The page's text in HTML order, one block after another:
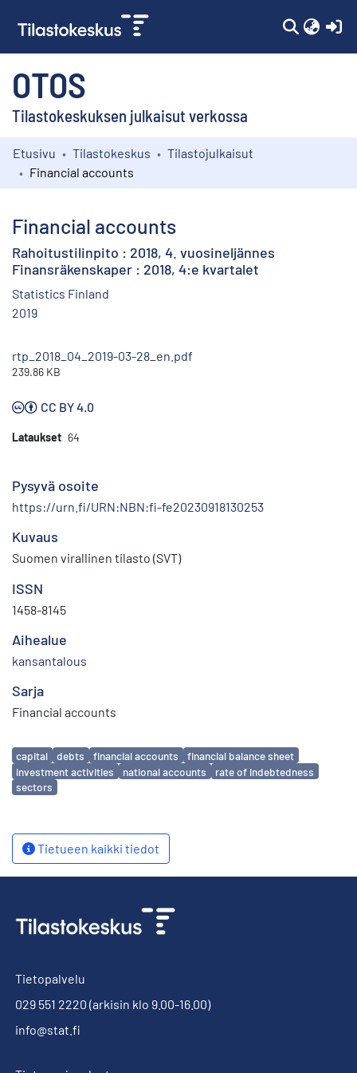
OTOS
Tilastokeskuksen julkaisut verkossa
Kokoelmat
Etusivu Tilastokeskus
Tilastojulkaisut
Financial accounts
Financial accounts
Rahoitustilinpito : 2018, 4. vuosineljännes
Finansräkenskaper : 2018, 4:e kvartalet
Statistics Finland
2019
rtp_2018_04_2019-03-28_en.pdf
239.86 KB
CC BY 4.0
Lataukset 64
Pysyvä osoite
https://urn.fi/URN:NBN:fi-fe20230918130253
Kuvaus
Suomen virallinen tilasto (SVT)
ISSN
1458-8145
Aihealue
kansantalous
Sarja
Financial accounts
Avainsanat
capital debts financial accounts
financial balance sheet
investment activities
national accounts
rate of indebtedness
sectors
Tietueen kaikki tiedot
Tietopalvelu
029 551 2220 (arkisin klo 9.00-16.00)
info@stat.fi